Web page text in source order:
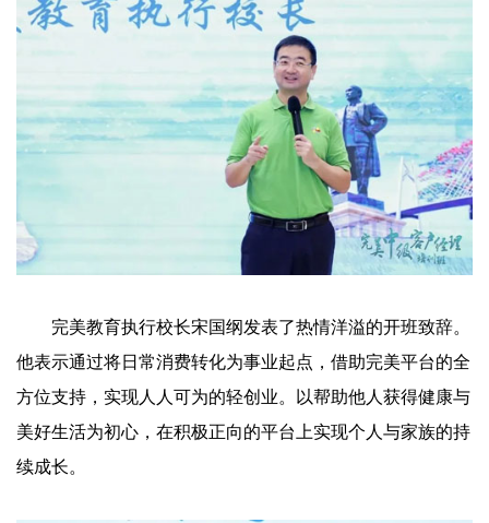
完美教育执行校长宋国纲发表了热情洋溢的开班致辞。
他表示通过将日常消费转化为事业起点，借助完美平台的全
方位支持，实现人人可为的轻创业。以帮助他人获得健康与
美好生活为初心，在积极正向的平台上实现个人与家族的持
续成长。